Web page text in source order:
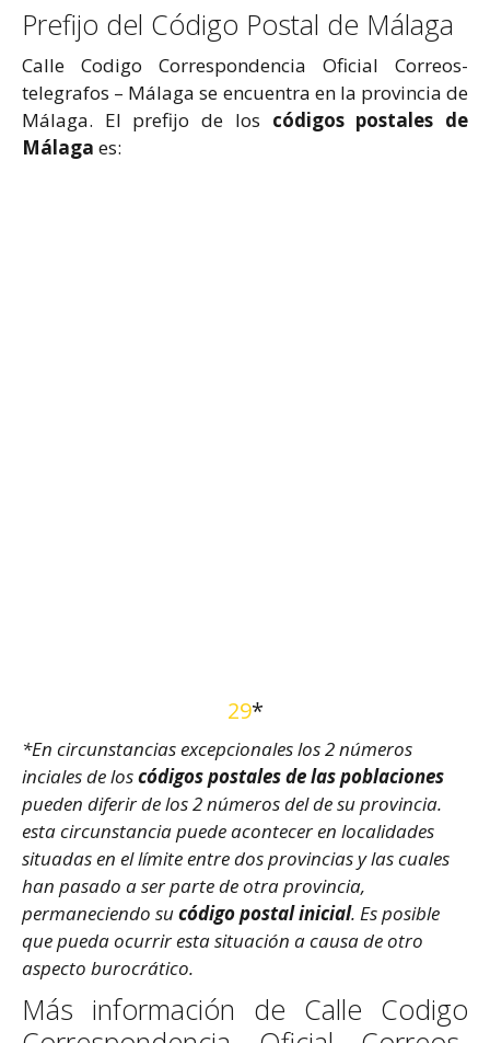
Prefijo del Código Postal de Málaga
Calle Codigo Correspondencia Oficial Correos-
telegrafos – Málaga se encuentra en la provincia de
Málaga. El prefijo de los códigos postales de
Málaga es:
29*
*En circunstancias excepcionales los 2 números
inciales de loscódigos postales de las poblaciones
pueden diferir de los 2 números del de su provincia.
esta circunstancia puede acontecer en localidades
situadas en el límite entre dos provincias y las cuales
han pasado a ser parte de otra provincia,
permaneciendo sucódigo postal inicial. Es posible
que pueda ocurrir esta situación a causa de otro
aspecto burocrático.
Más información de Calle Codigo